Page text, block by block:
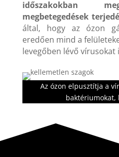
időszakokban
megbetegedések
által, hogy az ózon
eredően mind a
levegőben lévő vírusokat
Az ózon elpusztítja a
baktériumokat,